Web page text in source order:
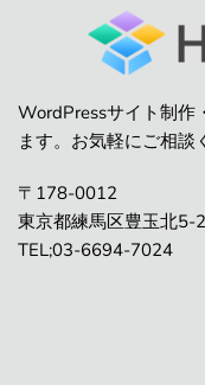
WordPressサイト制作
ます。お気軽にご相談
〒178-0012
東京都練馬区豊玉北5-
TEL;03-6694-7024